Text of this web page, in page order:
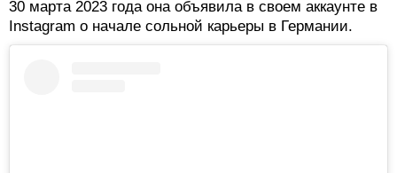
30 марта 2023 года она объявила в своем аккаунте в
Instagram о начале сольной карьеры в Германии.